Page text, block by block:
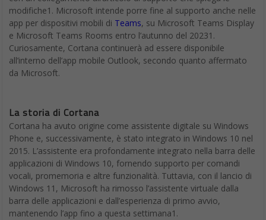
modifiche1. Microsoft intende porre fine al supporto anche nelle
app per dispositivi mobili di Teams, su Microsoft Teams Display
e Microsoft Teams Rooms entro l’autunno del 20231.
Curiosamente, Cortana continuerà ad essere disponibile
all’interno dell’app mobile Outlook, secondo quanto affermato
da Microsoft.
La storia di Cortana
Cortana ha avuto origine come assistente digitale su Windows
Phone e, successivamente, è stato integrato in Windows 10 nel
2015. L’assistente era profondamente integrato nella barra delle
applicazioni di Windows 10, fornendo supporto per comandi
vocali, promemoria e altre funzionalità. Tuttavia, con il lancio di
Windows 11, Microsoft ha rimosso l’assistente virtuale dalla
barra delle applicazioni e dall’esperienza di primo avvio,
mantenendo l’app fino a questa settimana1.